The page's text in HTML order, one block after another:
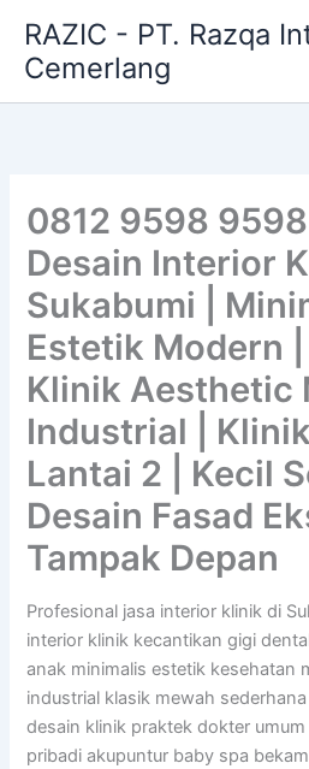
content
RAZIC - PT. Razqa
Cemerlang
0812 9598
Desain Interior
Sukabumi |
Estetik Modern
Klinik Aesthetic
Industrial |
Lantai 2 | Kecil
Desain Fasad
Tampak Depan
Profesional jasa interior klinik di
interior klinik kecantikan gigi
anak minimalis estetik kesehatan
industrial klasik mewah
desain klinik praktek dokter
pribadi akupuntur baby spa